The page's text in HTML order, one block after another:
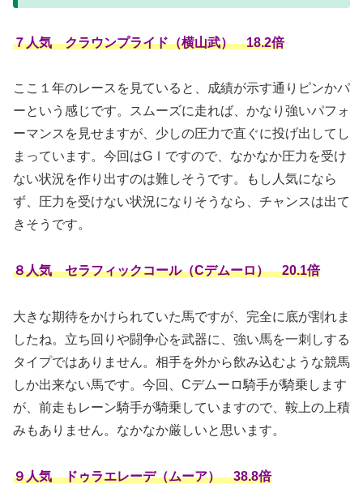
７人気 クラウンプライド（横山武） 18.2倍
ここ１年のレースを見ていると、成績が示す通りピンかパ
ーという感じです。スムーズに走れば、かなり強いパフォ
ーマンスを見せますが、少しの圧力で直ぐに投げ出してし
まっています。今回はGⅠですので、なかなか圧力を受け
ない状況を作り出すのは難しそうです。もし人気になら
ず、圧力を受けない状況になりそうなら、チャンスは出て
きそうです。
８人気 セラフィックコール（Cデムーロ） 20.1倍
大きな期待をかけられていた馬ですが、完全に底が割れま
したね。立ち回りや闘争心を武器に、強い馬を一刺しする
タイプではありません。相手を外から飲み込むような競馬
しか出来ない馬です。今回、Cデムーロ騎手が騎乗します
が、前走もレーン騎手が騎乗していますので、鞍上の上積
みもありません。なかなか厳しいと思います。
９人気 ドゥラエレーデ（ムーア） 38.8倍